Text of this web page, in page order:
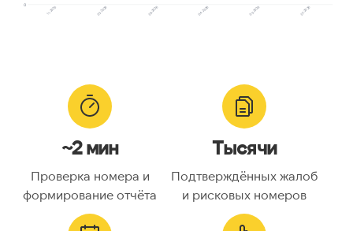
0 11.2025 02.2026 03.2026 04.2026 05.2026 07.2026
~2 мин
Проверка номера и
формирование отчёта
Тысячи
Подтверждённых жалоб
и рисковых номеров